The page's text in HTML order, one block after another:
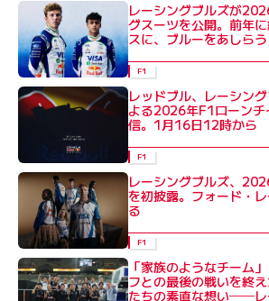
レーシングブルズが
グスーツを公開。前年
スに、ブルーをあしらう
F1
レッドブル、レーシン
よる2026年F1ローンチ
信。1月16日12時から
F1
レーシングブルズ、
を初披露。フォード・
る
F1
「家族のようなチーム
フとの最後の戦いを終
たちの素直な想い──レ